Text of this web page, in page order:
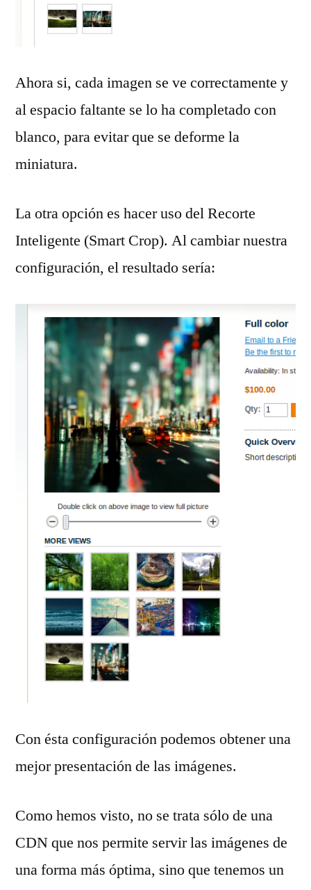
Ahora si, cada imagen se ve correctamente y
al espacio faltante se lo ha completado con
blanco, para evitar que se deforme la
miniatura.
La otra opción es hacer uso del Recorte
Inteligente (Smart Crop). Al cambiar nuestra
configuración, el resultado sería:
Con ésta configuración podemos obtener una
mejor presentación de las imágenes.
Como hemos visto, no se trata sólo de una
CDN que nos permite servir las imágenes de
una forma más óptima, sino que tenemos un